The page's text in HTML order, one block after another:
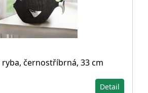
ryba, černostříbrná, 33 cm
Detail